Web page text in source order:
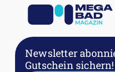
Newsletter
Gutschein sichern!